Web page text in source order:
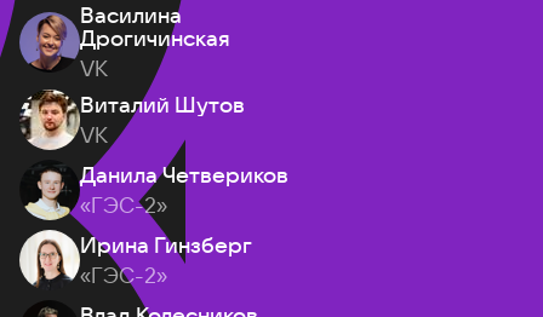
Василина
Дрогичинская
VK
Виталий Шутов
VK
Данила Четвериков
«ГЭС-2»
Ирина Гинзберг
«ГЭС-2»